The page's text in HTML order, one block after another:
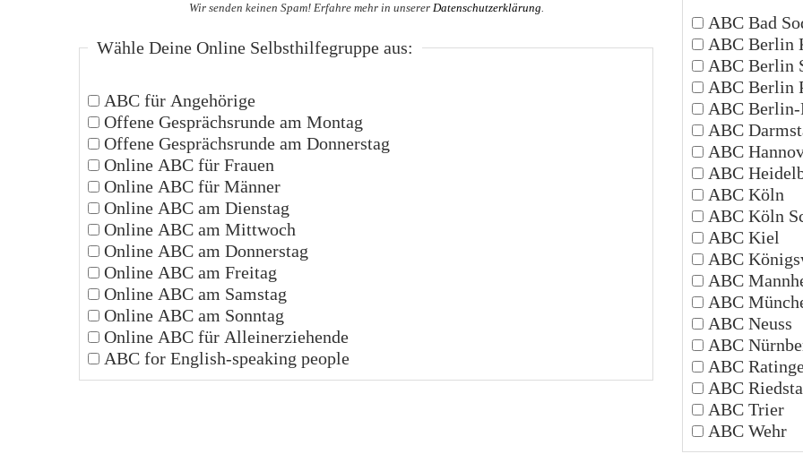
Wir senden keinen Spam! Erfahre mehr in unserer Datenschutzerklärung.
Wähle Deine Online Selbsthilfegruppe aus:
ABC für Angehörige
Offene Gesprächsrunde am Montag
Offene Gesprächsrunde am Donnerstag
Online ABC für Frauen
Online ABC für Männer
Online ABC am Dienstag
Online ABC am Mittwoch
Online ABC am Donnerstag
Online ABC am Freitag
Online ABC am Samstag
Online ABC am Sonntag
Online ABC für Alleinerziehende
ABC for English-speaking people
ABC Bad
ABC Berlin
ABC Berlin
ABC Berlin
ABC Berlin-
ABC
ABC
ABC
ABC Köln
ABC Köln
ABC Kiel
ABC
ABC
ABC
ABC Neuss
ABC
ABC
ABC
ABC Trier
ABC Wehr